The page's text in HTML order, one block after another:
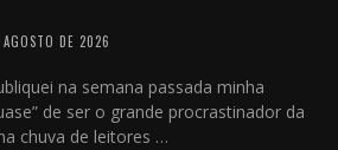
AGOSTO DE 2026
na semana passada minha
de ser o grande procrastinador da
chuva de leitores …